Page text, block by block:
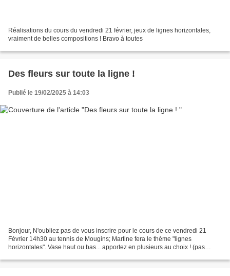
Réalisations du cours du vendredi 21 février, jeux de lignes horizontales,
vraiment de belles compositions ! Bravo à toutes
Des fleurs sur toute la ligne !
Publié le 19/02/2025 à 14:03
Bonjour, N'oubliez pas de vous inscrire pour le cours de ce vendredi 21
Février 14h30 au tennis de Mougins; Martine fera le thème "lignes
horizontales". Vase haut ou bas... apportez en plusieurs au choix ! (pas